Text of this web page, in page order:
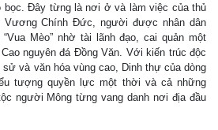
bọc. Đây từng là nơi ở và làm việc của thủ
Vương Chính Đức, người được nhân dân
Mèo” nhờ tài lãnh đạo, cai quản một
nguyên đá Đồng Văn. Với kiến trúc độc
sử và văn hóa vùng cao, Dinh thự của dòng
tượng quyền lực một thời và cả những
người Mông từng vang danh nơi địa đầu